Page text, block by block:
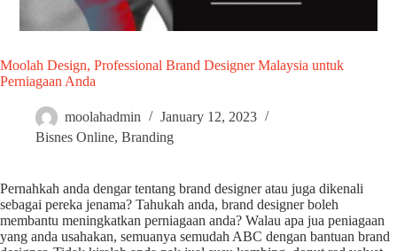
Moolah Design, Professional Brand Designer Malaysia untuk
Perniagaan Anda
moolahadmin
January 12, 2023
Bisnes Online, Branding
Pernahkah anda dengar tentang brand designer atau juga dikenali
sebagai pereka jenama? Tahukah anda, brand designer boleh
membantu meningkatkan perniagaan anda? Walau apa jua peniagaan
yang anda usahakan, semuanya semudah ABC dengan bantuan brand